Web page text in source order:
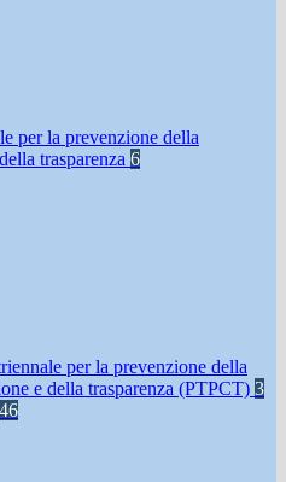
per la prevenzione della
trasparenza 6
per la prevenzione della
e della trasparenza (PTPCT) 3
46